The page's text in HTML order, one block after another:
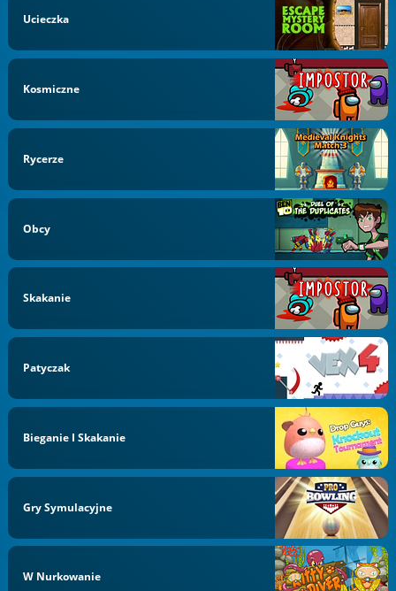
Ucieczka
Kosmiczne
Rycerze
Obcy
Skakanie
Patyczak
Bieganie I Skakanie
Gry Symulacyjne
W Nurkowanie